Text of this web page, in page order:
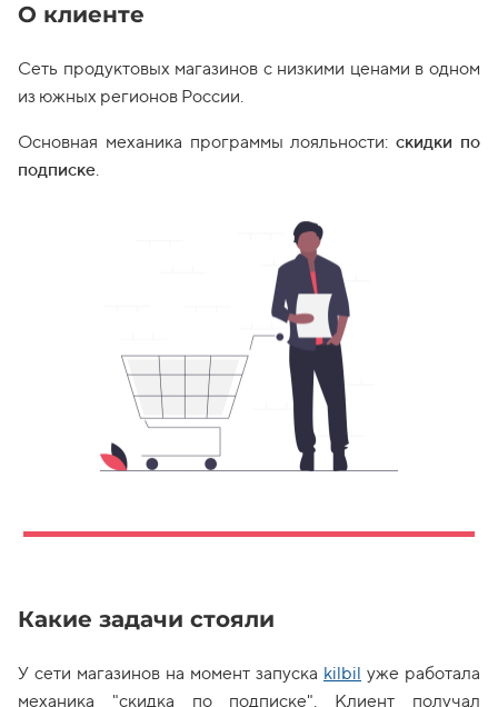
О клиенте
Сеть продуктовых магазинов с низкими ценами в одном
из южных регионов России.
Основная механика программы лояльности:скидки по
подписке.
Какие задачи стояли
У сети магазинов на момент запуска kilbil уже работала
механика "скидка по подписке". Клиент получал